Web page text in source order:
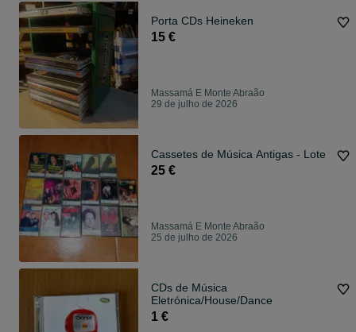
Porta CDs Heineken
15 €
Massamá E Monte Abraão
29 de julho de 2026
Cassetes de Música Antigas - Lote
25 €
Massamá E Monte Abraão
25 de julho de 2026
CDs de Música
Eletrónica/House/Dance
1 €